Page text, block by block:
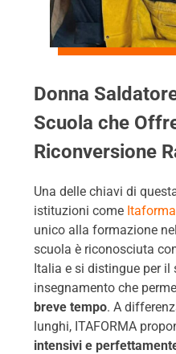
Donna
Scuola che
Riconversione
Una delle chiavi di
istituzioni come
unico alla formazione
scuola è riconosciuta
Italia e si distingue per il
insegnamento che
breve tempo. A
lunghi, ITAFORMA
intensivi e